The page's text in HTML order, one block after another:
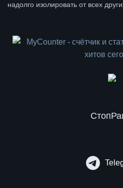
надолго изолировать от всех